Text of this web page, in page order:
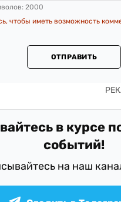
2000
чтобы иметь возможность
ОТПРАВИТЬ
в курсе
событий!
на наш